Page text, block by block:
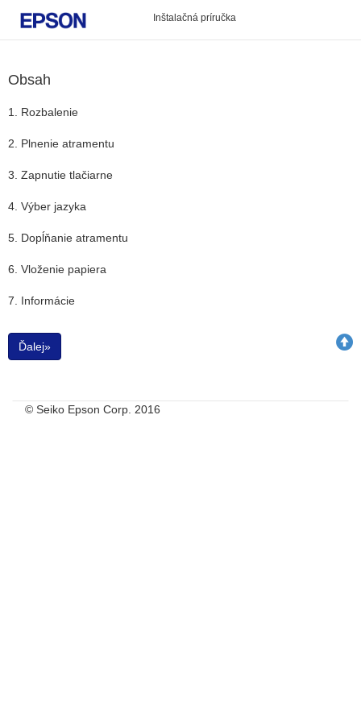
Inštalačná príručka
Obsah
1. Rozbalenie
2. Plnenie atramentu
3. Zapnutie tlačiarne
4. Výber jazyka
5. Dopĺňanie atramentu
6. Vloženie papiera
7. Informácie
Ďalej»
© Seiko Epson Corp. 2016